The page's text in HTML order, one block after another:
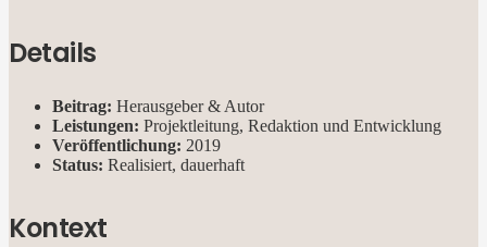
Details
Beitrag: Herausgeber & Autor
Leistungen: Projektleitung, Redaktion und Entwicklung
Veröffentlichung: 2019
Status: Realisiert, dauerhaft
Kontext